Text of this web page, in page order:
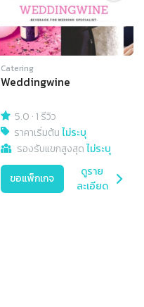
Catering
Weddingwine
5.0 ·1 รีวิว
ราคาเริ่มต้นไม่ระบุ
รองรับแขกสูงสุดไม่ระบุ
ขอแพ็กเกจ
ดูราย
ละเอียด